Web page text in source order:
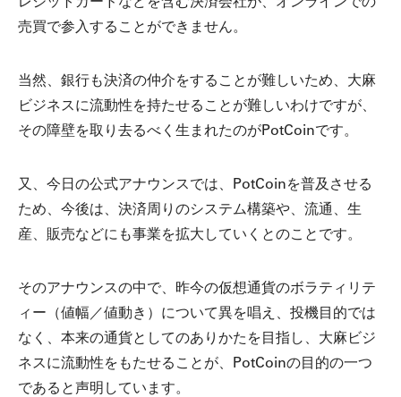
売買で参入することができません。
当然、銀行も決済の仲介をすることが難しいため、大麻
ビジネスに流動性を持たせることが難しいわけですが、
その障壁を取り去るべく生まれたのがPotCoinです。
又、今日の公式アナウンスでは、PotCoinを普及させる
ため、今後は、決済周りのシステム構築や、流通、生
産、販売などにも事業を拡大していくとのことです。
そのアナウンスの中で、昨今の仮想通貨のボラティリテ
ィー（値幅／値動き）について異を唱え、投機目的では
なく、本来の通貨としてのありかたを目指し、大麻ビジ
ネスに流動性をもたせることが、PotCoinの目的の一つ
であると声明しています。